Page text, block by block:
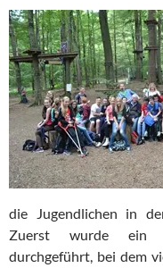
die Jugendlichen in
Zuerst wurde ein
durchgeführt, bei dem